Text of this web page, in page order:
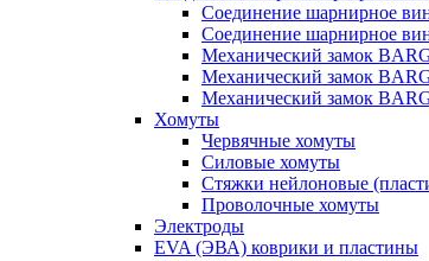
Соединение шарнирное
Соединение шарнирное
Механический замок
Механический замок
Механический замок
Хомуты
Червячные хомуты
Силовые хомуты
Стяжки нейлоновые
Проволочные хомуты
Электроды
EVA (ЭВА) коврики и пластины